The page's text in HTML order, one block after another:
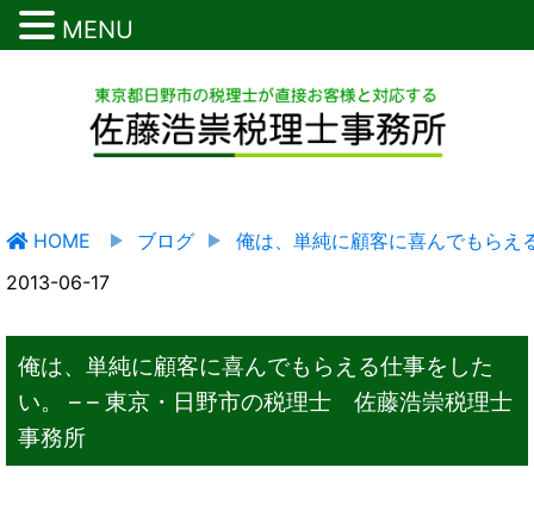
HOME ブログ
俺は、単純に顧客に喜んでもら
2013-06-17
俺は、単純に顧客に喜んでもらえる仕事をした
い。 – – 東京・日野市の税理士 佐藤浩崇税理士
事務所
MENU